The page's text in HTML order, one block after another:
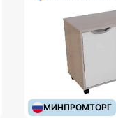
МИНПРОМТОРГ